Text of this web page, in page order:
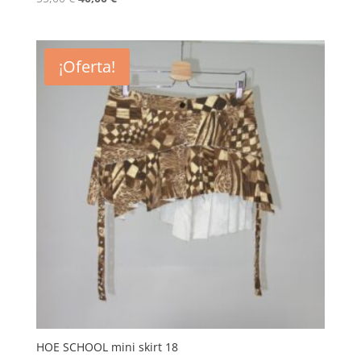
era:
55,00 €.
es:
40,00 €.
¡Oferta!
HOE SCHOOL mini skirt 18